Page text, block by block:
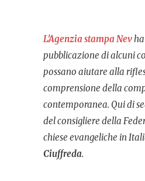
L’Agenzia stampa Nev
pubblicazione di alcuni
possano aiutare alla
comprensione della
contemporanea. Qui di
del consigliere della
chiese evangeliche in
Ciuffreda.